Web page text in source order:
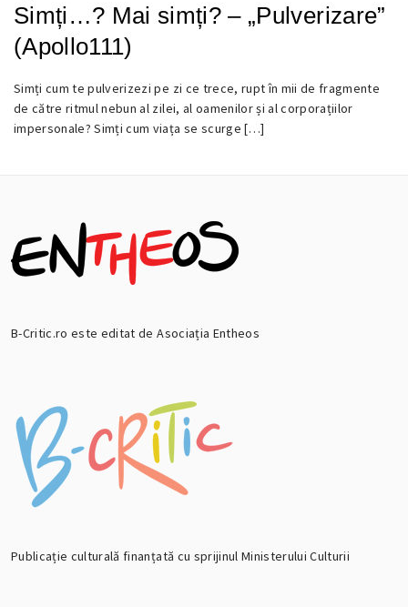
Simți…? Mai simți? – „Pulverizare”
(Apollo111)
9
DECEMBRIE
Simți cum te pulverizezi pe zi ce trece, rupt în mii de fragmente
de către ritmul nebun al zilei, al oamenilor și al corporațiilor
impersonale? Simți cum viața se scurge […]
B-Critic.ro este editat de Asociația Entheos
Publicație culturală finanțată cu sprijinul Ministerului Culturii